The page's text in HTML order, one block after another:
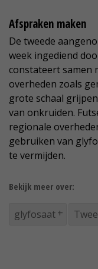
Afspraken maken
De tweede
week ingediend
constateert samen
overheden zoals
grote schaal
van onkruiden.
regionale
gebruiken van
te vermijden.
Bekijk meer over:
glyfosaat